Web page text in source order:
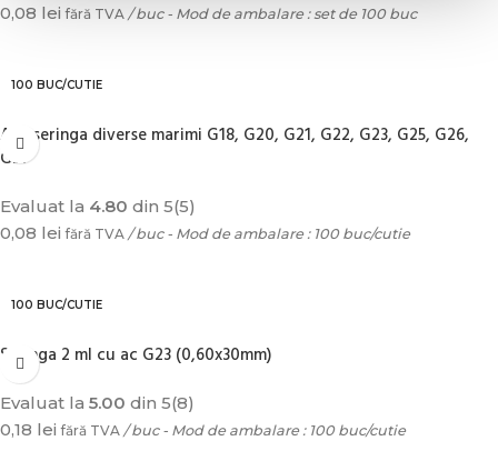
0,08 lei fără TVA / buc - Mod de ambalare : set de 100 buc
100 BUC/CUTIE
Ace seringa diverse marimi G18, G20, G21, G22, G23, G25, G26,
G27
Evaluat la 4.80 din 5(5)
0,08 lei fără TVA / buc - Mod de ambalare : 100 buc/cutie
100 BUC/CUTIE
Seringa 2 ml cu ac G23 (0,60x30mm)
Evaluat la 5.00 din 5(8)
0,18 lei fără TVA / buc - Mod de ambalare : 100 buc/cutie